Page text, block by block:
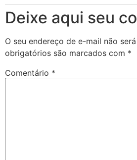
Deixe aqui seu
O seu endereço de e-mail não
obrigatórios são marcados com *
Comentário *